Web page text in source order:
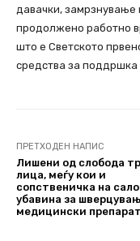
давачки, замрзнување
продолжено работно
што е Светското
средства за поддршка
ПРЕТХОДЕН НАПИС
Лишени од слобода
лица, меѓу кои и
сопственичка на
убавина за
медицински